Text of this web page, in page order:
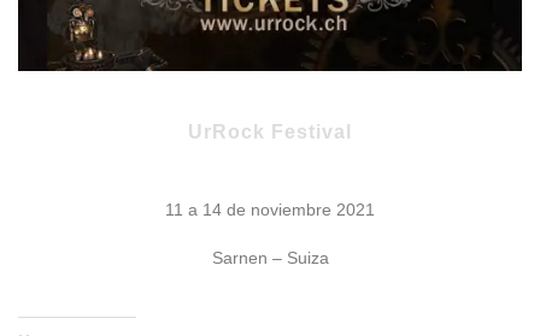
UrRock Festival
11 a 14 de noviembre 2021
Sarnen – Suiza